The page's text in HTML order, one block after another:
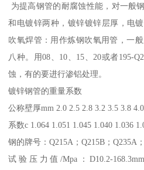
为提高钢管的耐腐蚀性能，对一般
和电镀锌两种，镀锌镀锌层厚，电
吹氧焊管：用作炼钢吹氧用管，一
八种。用08、10、15、20或者195-
蚀，有的要进行渗铝处理。
镀锌钢管的重量系数
公称壁厚mm 2.0 2.5 2.8 3.2 3.5 3.8
系数c 1.064 1.051 1.045 1.040 1.036
钢的牌号：Q215A；Q215B；Q235A
试验压力值/Mpa：D10.2-